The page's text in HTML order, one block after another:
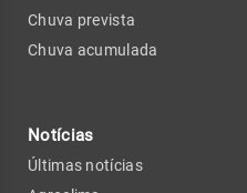
Chuva prevista
Chuva acumulada
Notícias
Últimas notícias